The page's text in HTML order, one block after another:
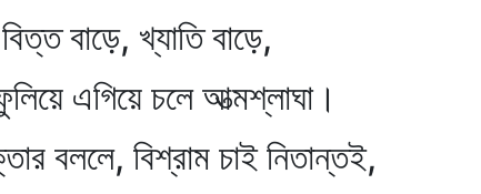
খ্যাতি বাড়ে,
এগিয়ে চলে আত্মশ্লাঘা।
বললে, বিশ্রাম চাই নিতান্তই,